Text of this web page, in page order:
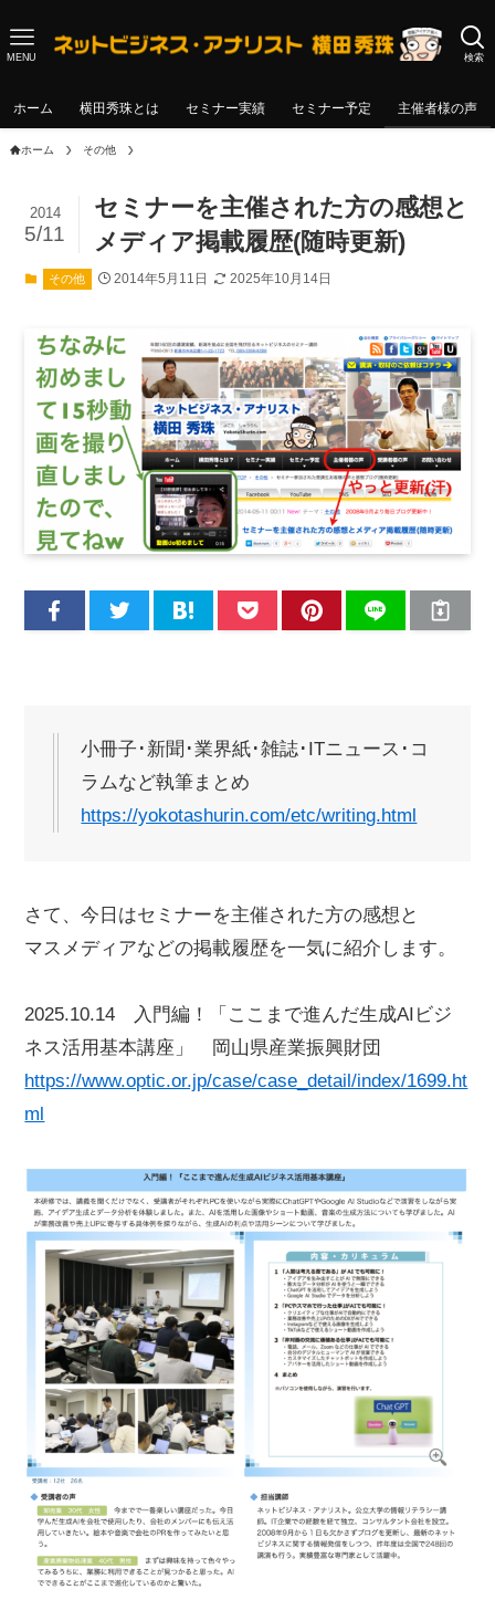
検索
MENU
ホーム 横田秀珠とは セミナー実績 セミナー予定 主催者様の声
ホーム その他
セミナーを主催された方の感想と
メディア掲載履歴(随時更新)
2014
5/11
その他 2014年5月11日 2025年10月14日
小冊子･新聞･業界紙･雑誌･ITニュース･コ
ラムなど執筆まとめ
https://yokotashurin.com/etc/writing.html
さて、今日はセミナーを主催された方の感想と
マスメディアなどの掲載履歴を一気に紹介します。
2025.10.14 入門編！「ここまで進んだ生成AIビジ
ネス活用基本講座」 岡山県産業振興財団
https://www.optic.or.jp/case/case_detail/index/1699.ht
ml